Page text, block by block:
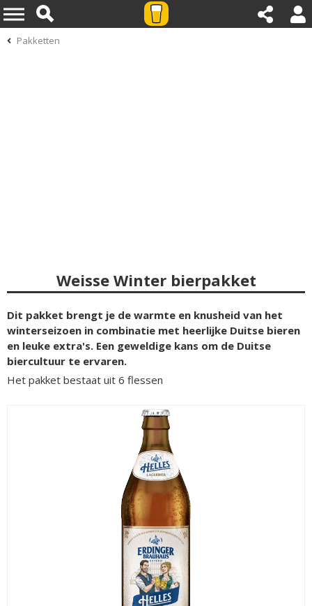
Pakketten
Weisse Winter bierpakket
Dit pakket brengt je de warmte en knusheid van het
winterseizoen in combinatie met heerlijke Duitse bieren
en leuke extra's. Een geweldige kans om de Duitse
biercultuur te ervaren.
Het pakket bestaat uit 6 flessen